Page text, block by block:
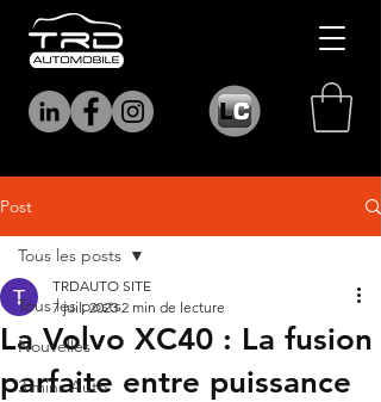
Post
Tous les posts
Nouvelles
3 mins Auto
Tous les posts
La Volvo XC40 : La fusion
parfaite entre puissance
TRDAUTO SITE
7 juil. 2023 2 min de lecture